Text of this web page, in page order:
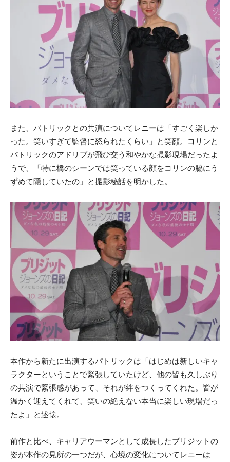
また、パトリックとの共演についてレニーは「すごく楽しか
った。笑いすぎて監督に怒られたくらい」と笑顔。コリンと
パトリックのアドリブが飛び交う和やかな撮影現場だったよ
うで、「特に橋のシーンでは笑っている顔をコリンの脇にう
ずめて隠していたの」と撮影秘話を明かした。
本作から新たに出演するパトリックは「はじめは新しいキャ
ラクターということで緊張していたけど、他の皆も久しぶり
の共演で緊張感があって、それが絆をつくってくれた。皆が
温かく迎えてくれて、笑いの絶えない本当に楽しい現場だっ
たよ」と述懐。
前作と比べ、キャリアウーマンとして成長したブリジットの
姿が本作の見所の一つだが、心境の変化についてレニーは